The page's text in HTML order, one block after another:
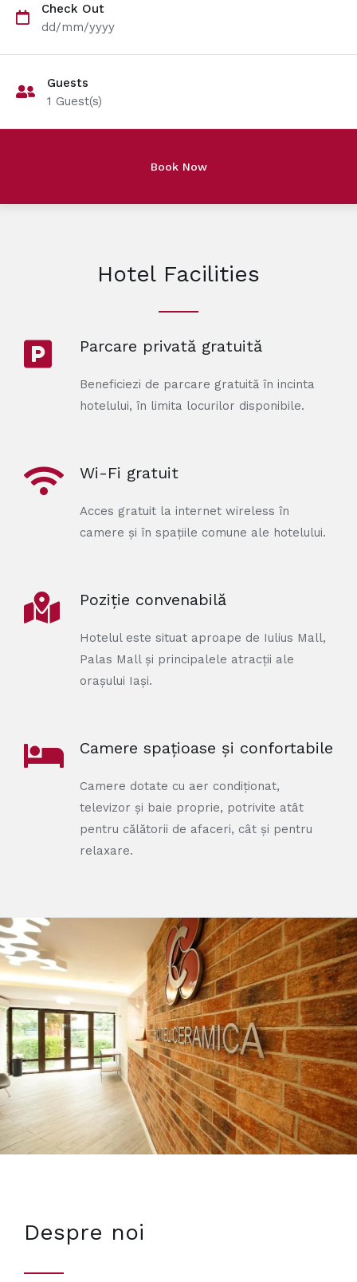
Check Out
dd/mm/yyyy
Guests
1 Guest(s)
Hotel Facilities
Parcare privată gratuită
Beneficiezi de parcare gratuită în incinta
hotelului, în limita locurilor disponibile.
Wi-Fi gratuit
Acces gratuit la internet wireless în
camere și în spațiile comune ale hotelului.
Poziție convenabilă
Hotelul este situat aproape de Iulius Mall,
Palas Mall și principalele atracții ale
orașului Iași.
Camere spațioase și confortabile
Camere dotate cu aer condiționat,
televizor și baie proprie, potrivite atât
pentru călătorii de afaceri, cât și pentru
relaxare.
Despre noi